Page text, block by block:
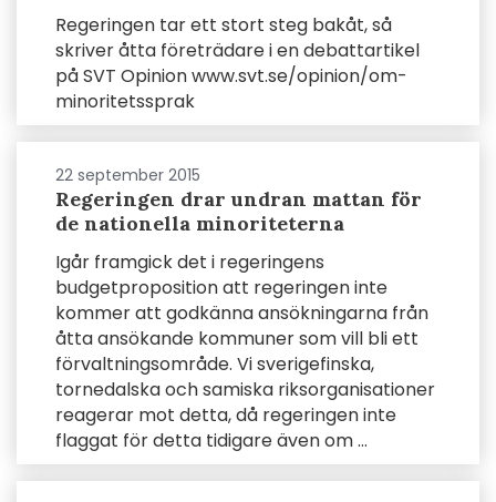
Regeringen tar ett stort steg bakåt, så
skriver åtta företrädare i en debattartikel
på SVT Opinion www.svt.se/opinion/om-
minoritetssprak
22 september 2015
Regeringen drar undran mattan för
de nationella minoriteterna
Igår framgick det i regeringens
budgetproposition att regeringen inte
kommer att godkänna ansökningarna från
åtta ansökande kommuner som vill bli ett
förvaltningsområde. Vi sverigefinska,
tornedalska och samiska riksorganisationer
reagerar mot detta, då regeringen inte
flaggat för detta tidigare även om ...